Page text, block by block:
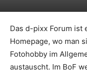
Das d-pixx Forum ist
Homepage, wo man
Fotohobby im
austauscht. Im BoF